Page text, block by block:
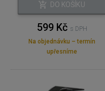
DO KOŠÍKU
599 Kč s DPH
Na objednávku – termín
upřesníme